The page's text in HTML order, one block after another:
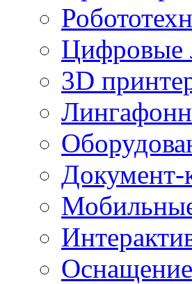
Цифровые
3D
Документ-